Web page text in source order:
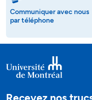
Communiquer avec nous
par téléphone